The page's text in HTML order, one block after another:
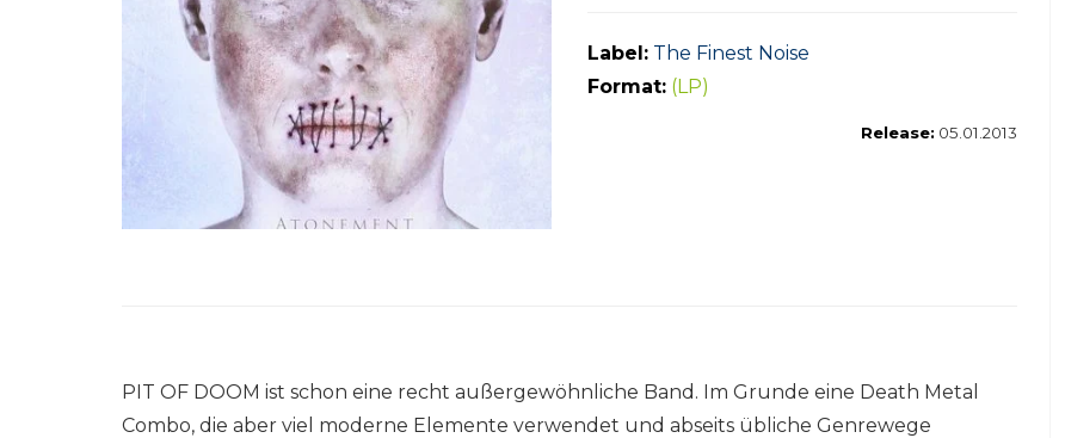
Label: The Finest Noise
Format: (LP)
Release: 05.01.2013
PIT OF DOOM ist schon eine recht außergewöhnliche Band. Im Grunde eine Death Metal
Combo, die aber viel moderne Elemente verwendet und abseits übliche Genrewege